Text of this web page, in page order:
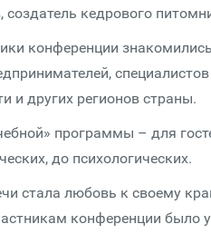
кедрового
конференции
и других регионов страны.
программы – для
до психологических.
стала любовь к своему
конференции